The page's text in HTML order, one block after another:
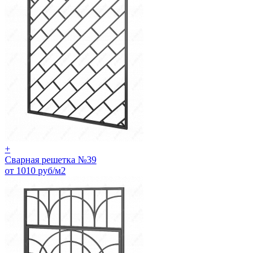
+
Сварная решетка №39
от 1010 руб/м2